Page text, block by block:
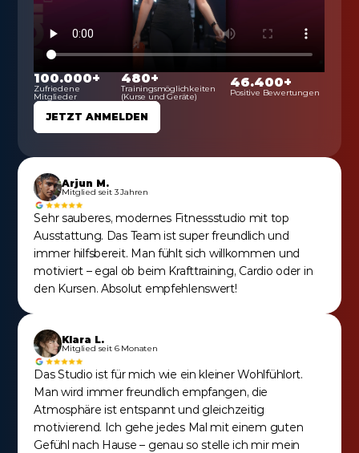
100.000+
Zufriedene
Mitglieder
480+
Trainingsmöglichkeiten
(Kurse und Geräte)
46.400+
Positive Bewertungen
JETZT ANMELDEN
Arjun M.
Mitglied seit 3 Jahren
Sehr sauberes, modernes Fitnessstudio mit top
Ausstattung. Das Team ist super freundlich und
immer hilfsbereit. Man fühlt sich willkommen und
motiviert – egal ob beim Krafttraining, Cardio oder in
den Kursen. Absolut empfehlenswert!
Klara L.
Mitglied seit 6 Monaten
Das Studio ist für mich wie ein kleiner Wohlfühlort.
Man wird immer freundlich empfangen, die
Atmosphäre ist entspannt und gleichzeitig
motivierend. Ich gehe jedes Mal mit einem guten
Gefühl nach Hause – genau so stelle ich mir mein